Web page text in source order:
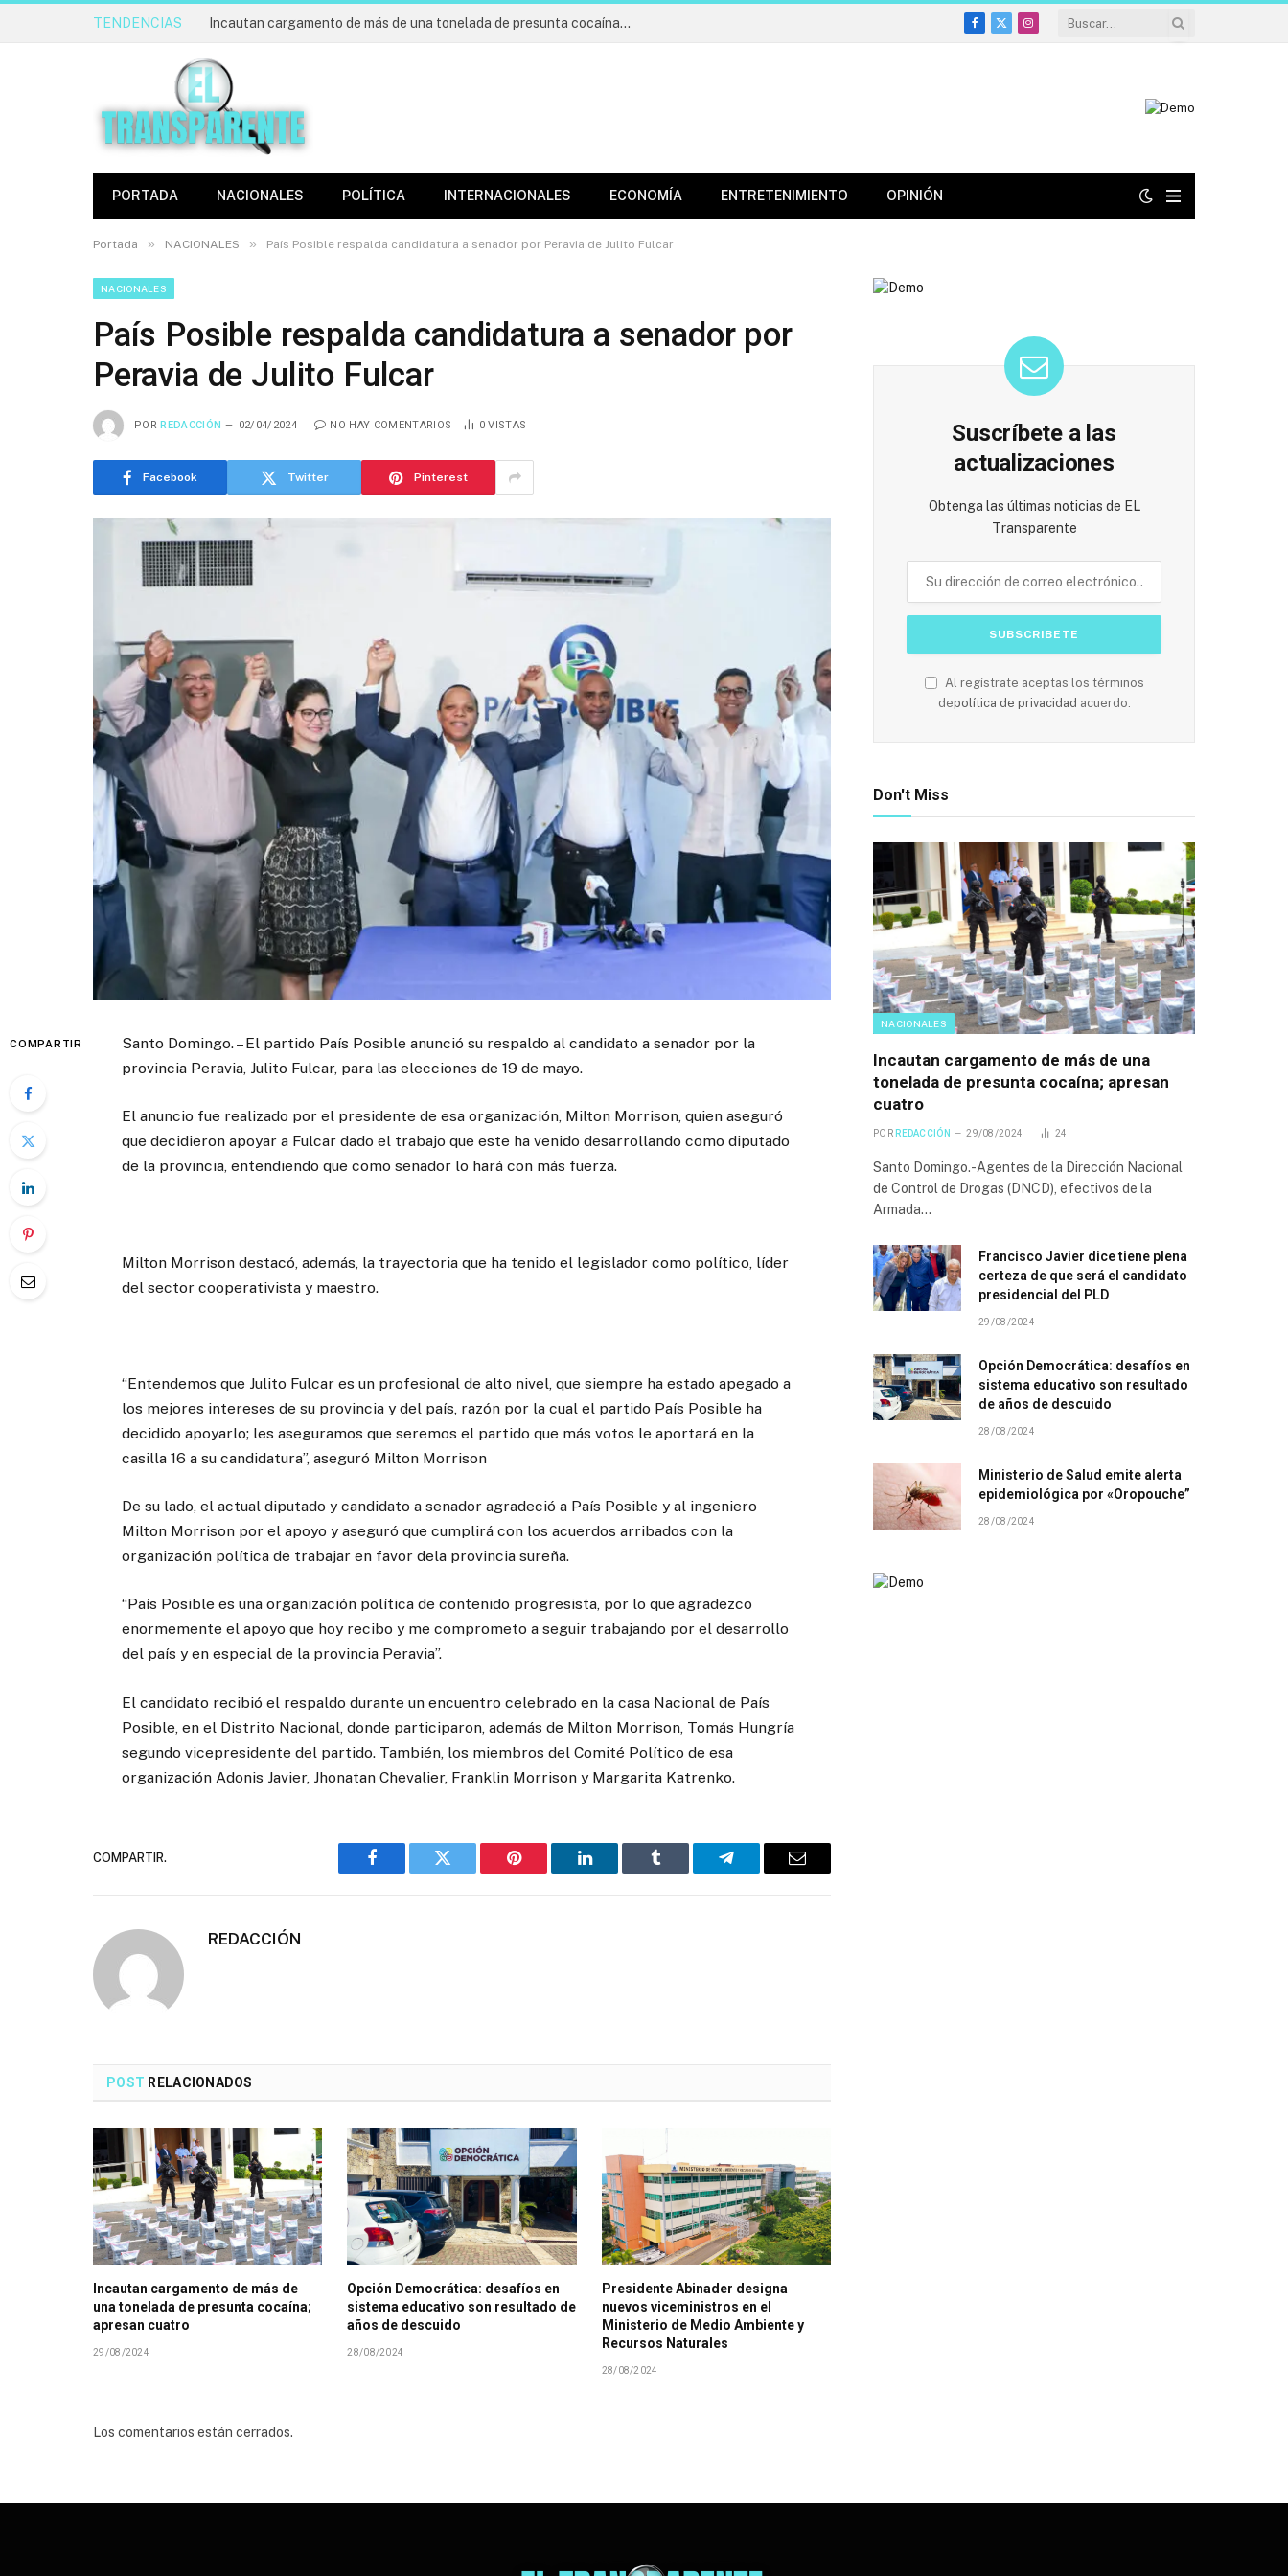
TENDENCIAS Incautan cargamento de más de una tonelada de presunta cocaína; apresan cuatro
Facebook
X
Instagram
PORTADA NACIONALES POLÍTICA INTERNACIONALES ECONOMÍA ENTRETENIMIENTO OPINIÓN
Portada » NACIONALES » País Posible respalda candidatura a senador por Peravia de Julito Fulcar
NACIONALES
País Posible respalda candidatura a senador por
Peravia de Julito Fulcar
POR REDACCIÓN 02/04/2024 NO HAY COMENTARIOS 0VISTAS
Facebook Twitter Pinterest
COMPARTIR
Santo Domingo. – El partido País Posible anunció su respaldo al candidato a senador por la
provincia Peravia, Julito Fulcar, para las elecciones de 19 de mayo.
El anuncio fue realizado por el presidente de esa organización, Milton Morrison, quien aseguró
que decidieron apoyar a Fulcar dado el trabajo que este ha venido desarrollando como diputado
de la provincia, entendiendo que como senador lo hará con más fuerza.
Milton Morrison destacó, además, la trayectoria que ha tenido el legislador como político, líder
del sector cooperativista y maestro.
“Entendemos que Julito Fulcar es un profesional de alto nivel, que siempre ha estado apegado a
los mejores intereses de su provincia y del país, razón por la cual el partido País Posible ha
decidido apoyarlo; les aseguramos que seremos el partido que más votos le aportará en la
casilla 16 a su candidatura”, aseguró Milton Morrison
De su lado, el actual diputado y candidato a senador agradeció a País Posible y al ingeniero
Milton Morrison por el apoyo y aseguró que cumplirá con los acuerdos arribados con la
organización política de trabajar en favor dela provincia sureña.
“País Posible es una organización política de contenido progresista, por lo que agradezco
enormemente el apoyo que hoy recibo y me comprometo a seguir trabajando por el desarrollo
del país y en especial de la provincia Peravia”.
El candidato recibió el respaldo durante un encuentro celebrado en la casa Nacional de País
Posible, en el Distrito Nacional, donde participaron, además de Milton Morrison, Tomás Hungría
segundo vicepresidente del partido. También, los miembros del Comité Político de esa
organización Adonis Javier, Jhonatan Chevalier, Franklin Morrison y Margarita Katrenko.
COMPARTIR.
Facebook Twitter Pinterest LinkedIn Tumblr TelegramaCorreo
REDACCIÓN
POST RELACIONADOS
Incautan cargamento de más de
una tonelada de presunta cocaína;
apresan cuatro
29/08/2024
Opción Democrática: desafíos en
sistema educativo son resultado de
años de descuido
28/08/2024
Presidente Abinader designa
nuevos viceministros en el
Ministerio de Medio Ambiente y
Recursos Naturales
28/08/2024
Los comentarios están cerrados.
Suscríbete a las
actualizaciones
Obtenga las últimas noticias de EL
Transparente
Al regístrate aceptas los términos
depolítica de privacidad acuerdo.
Don't Miss
NACIONALES
Incautan cargamento de más de una
tonelada de presunta cocaína; apresan
cuatro
POR REDACCIÓN 29/08/2024 24
Santo Domingo.-Agentes de la Dirección Nacional
de Control de Drogas (DNCD), efectivos de la
Armada…
Francisco Javier dice tiene plena
certeza de que será el candidato
presidencial del PLD
29/08/2024
Opción Democrática: desafíos en
sistema educativo son resultado
de años de descuido
28/08/2024
Ministerio de Salud emite alerta
epidemiológica por «Oropouche”
28/08/2024